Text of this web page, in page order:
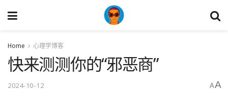
Home 心理学博客
快来测测你的“邪恶商”
2024-10-12 AA